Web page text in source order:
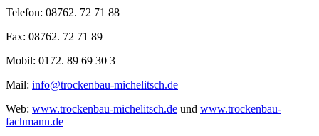
Telefon: 08762. 72 71 88
Fax: 08762. 72 71 89
Mobil: 0172. 89 69 30 3
Mail: info@trockenbau-michelitsch.de
Web: www.trockenbau-michelitsch.de und www.trockenbau-
fachmann.de